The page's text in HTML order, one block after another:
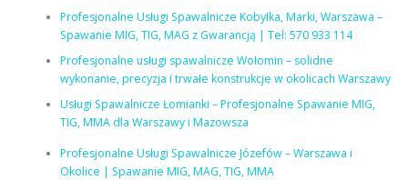
Profesjonalne Usługi Spawalnicze Kobyłka, Marki, Warszawa –
Spawanie MIG, TIG, MAG z Gwarancją | Tel: 570 933 114
Profesjonalne usługi spawalnicze Wołomin – solidne
wykonanie, precyzja i trwałe konstrukcje w okolicach Warszawy
Usługi Spawalnicze Łomianki – Profesjonalne Spawanie MIG,
TIG, MMA dla Warszawy i Mazowsza
Profesjonalne Usługi Spawalnicze Józefów – Warszawa i
Okolice | Spawanie MIG, MAG, TIG, MMA